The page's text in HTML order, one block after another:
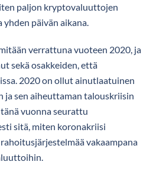
paljon kryptovaluuttojen
päivän aikana.
verrattuna vuoteen 2020, ja
sekä osakkeiden, että
2020 on ollut ainutlaatuinen
ja sen aiheuttaman talouskriisin
vuonna seurattu
sitä, miten koronakriisi
vakaampana